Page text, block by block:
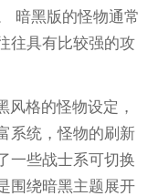
暗黑版的怪物通常
往具有比较强的攻
风格的怪物设定，
系统，怪物的刷新
一些战士系可切换
围绕暗黑主题展开